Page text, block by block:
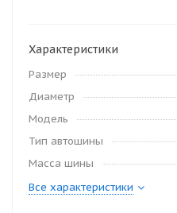
Характеристики
Размер
Диаметр
Модель
Тип автошины
Масса шины
Все характеристики